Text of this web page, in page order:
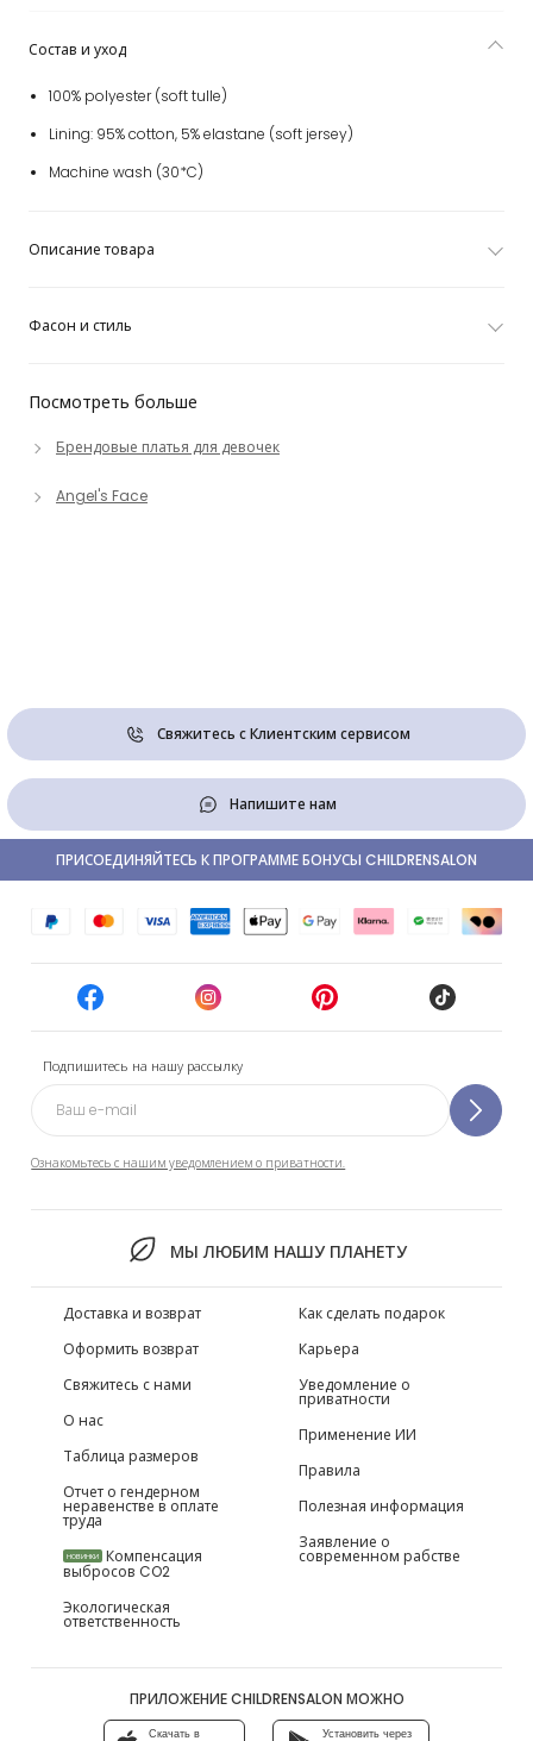
Посмотреть больше
Брендовые платья для девочек
Angel's Face
Состав и уход
100% polyester (soft tulle)
Lining: 95% cotton, 5% elastane (soft jersey)
Machine wash (30*C)
Описание товара
Фасон и стиль
Свяжитесь с Клиентским сервисом
Напишите нам
Подпишитесь на нашу рассылку
Ознакомьтесь с нашим уведомлением о приватности.
МЫ ЛЮБИМ НАШУ ПЛАНЕТУ
ПРИСОЕДИНЯЙТЕСЬ К ПРОГРАММЕ БОНУСЫ CHILDRENSALON
Доставка и возврат
Оформить возврат
Свяжитесь с нами
О нас
Таблица размеров
Отчет о гендерном
неравенстве в оплате
труда
НОВИНКИ Компенсация
выбросов CO2
Экологическая
ответственность
Как сделать подарок
Карьера
Уведомление о
приватности
Применение ИИ
Правила
Полезная информация
Заявление о
современном рабстве
ПРИЛОЖЕНИЕ CHILDRENSALON МОЖНО
Скачать в Установить через